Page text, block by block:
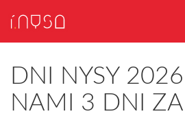
DNI NYSY
NAMI 3 DNI